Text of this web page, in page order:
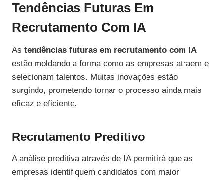
Tendências Futuras Em
Recrutamento Com IA
As tendências futuras em recrutamento com IA
estão moldando a forma como as empresas atraem e
selecionam talentos. Muitas inovações estão
surgindo, prometendo tornar o processo ainda mais
eficaz e eficiente.
Recrutamento Preditivo
A análise preditiva através de IA permitirá que as
empresas identifiquem candidatos com maior